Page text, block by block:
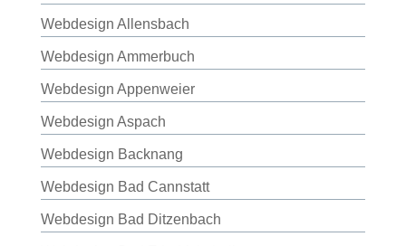
Webdesign Allensbach
Webdesign Ammerbuch
Webdesign Appenweier
Webdesign Aspach
Webdesign Backnang
Webdesign Bad Cannstatt
Webdesign Bad Ditzenbach